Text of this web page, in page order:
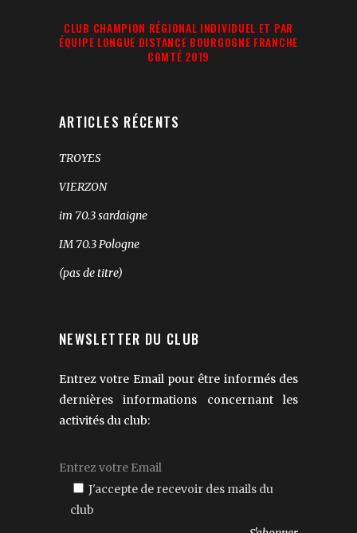
CLUB CHAMPION RÉGIONAL INDIVIDUEL ET PAR
ÉQUIPE LONGUE DISTANCE BOURGOGNE FRANCHE
COMTÉ 2019
ARTICLES RÉCENTS
TROYES
VIERZON
im 70.3 sardaigne
IM 70.3 Pologne
(pas de titre)
NEWSLETTER DU CLUB
Entrez votre Email pour être informés des
dernières informations concernant les
activités du club:
J'accepte de recevoir des mails du
club